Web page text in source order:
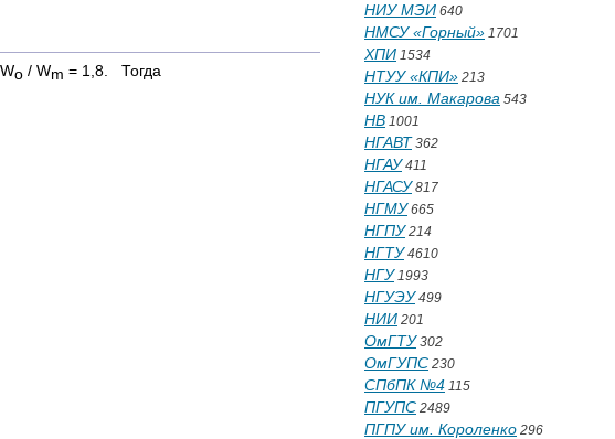
o / Wm = 1,8. Тогда
НИУ МЭИ 640
НМСУ «Горный» 1701
ХПИ 1534
НТУУ «КПИ» 213
НУК им. Макарова 543
НВ 1001
НГАВТ 362
НГАУ411
НГАСУ817
НГМУ665
НГПУ214
НГТУ4610
НГУ1993
НГУЭУ499
НИИ 201
ОмГТУ302
ОмГУПС 230
СПбПК №4 115
ПГУПС 2489
ПГПУ им. Короленко 296